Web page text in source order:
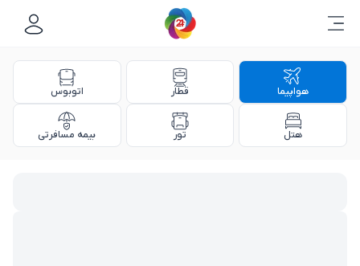
هواپیما قطار اتوبوس
هتل تور بیمه مسافرتی